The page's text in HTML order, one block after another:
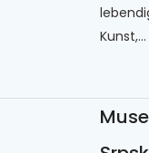
Kunst,...